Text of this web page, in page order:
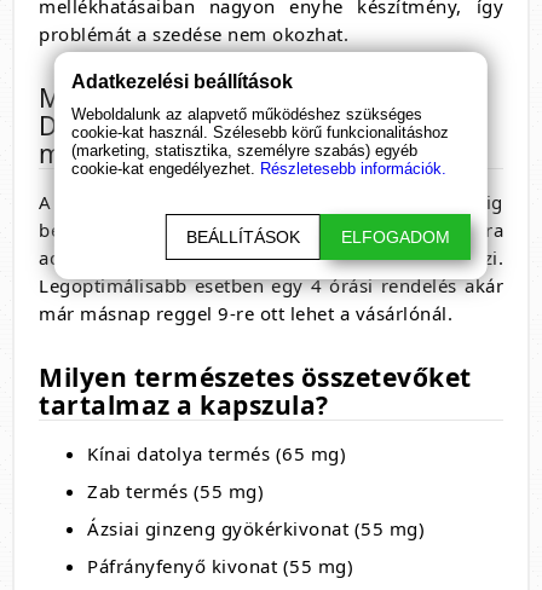
mellékhatásaiban nagyon enyhe készítmény, így
problémát a szedése nem okozhat.
Mennyi idő alatt kapom meg a
Dragon Power Plust ha
megrendelem?
A Kapszulacenter webáruházba, a délután 4-ig
beérkezett megrendeléseket még aznap postára
adjuk és a posta 1-2 munkanapon belül ki is viszi.
Legoptimálisabb esetben egy 4 órási rendelés akár
már másnap reggel 9-re ott lehet a vásárlónál.
Milyen természetes összetevőket
tartalmaz a kapszula?
Kínai datolya termés (65 mg)
Zab termés (55 mg)
Ázsiai ginzeng gyökérkivonat (55 mg)
Páfrányfenyő kivonat (55 mg)
Adatkezelési beállítások
Weboldalunk az alapvető működéshez szükséges
cookie-kat használ. Szélesebb körű funkcionalitáshoz
(marketing, statisztika, személyre szabás) egyéb
cookie-kat engedélyezhet. Részletesebb információk.
BEÁLLÍTÁSOK ELFOGADOM